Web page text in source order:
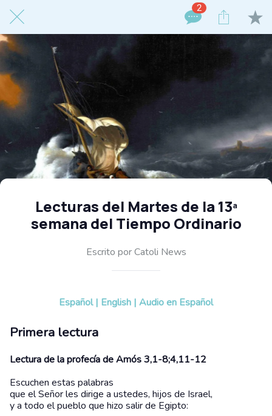
2
Lecturas del Martes de la 13ª
semana del Tiempo Ordinario
Escrito por Catoli News
Español | English | Audio en Español
Primera lectura
Lectura de la profecía de Amós 3,1-8;4,11-12
Escuchen estas palabras
que el Señor les dirige a ustedes, hijos de Israel,
y a todo el pueblo que hizo salir de Egipto: